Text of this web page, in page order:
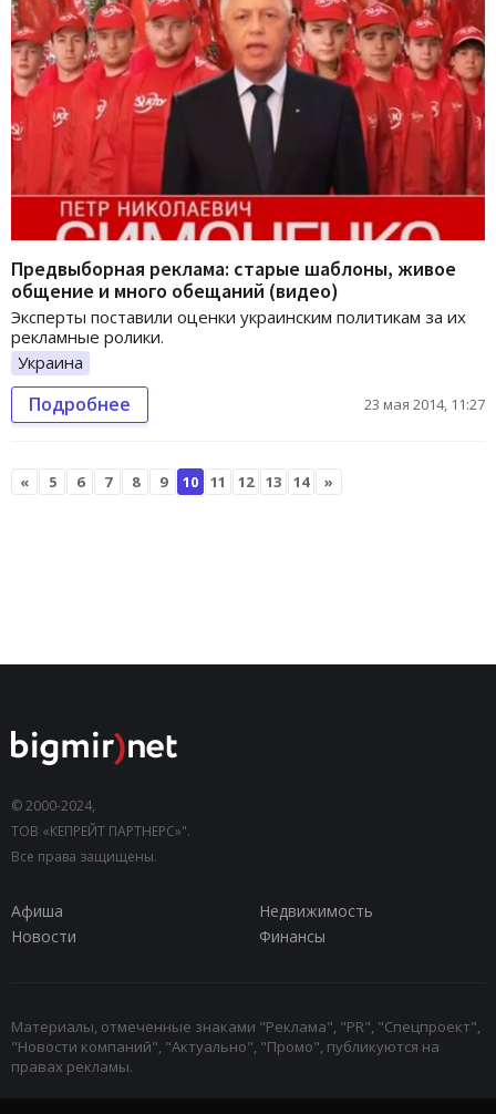
Предвыборная реклама: старые шаблоны, живое
общение и много обещаний (видео)
Эксперты поставили оценки украинским политикам за их
рекламные ролики.
Украина
Подробнее 23 мая 2014, 11:27
« 5 6 7 8 9 10 11 12 13 14 »
© 2000-2024,
ТОВ «КЕПРЕЙТ ПАРТНЕРС»".
Все права защищены.
Афиша
Недвижимость
Новости
Финансы
Материалы, отмеченные знаками "Реклама", "PR", "Спецпроект",
"Новости компаний", "Актуально", "Промо", публикуются на
правах рекламы.